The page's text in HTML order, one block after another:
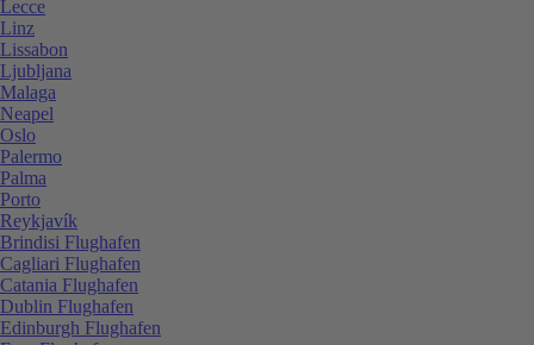
Lecce
Linz
Lissabon
Ljubljana
Malaga
Neapel
Oslo
Palermo
Palma
Porto
Reykjavík
Brindisi Flughafen
Cagliari Flughafen
Catania Flughafen
Dublin Flughafen
Edinburgh Flughafen